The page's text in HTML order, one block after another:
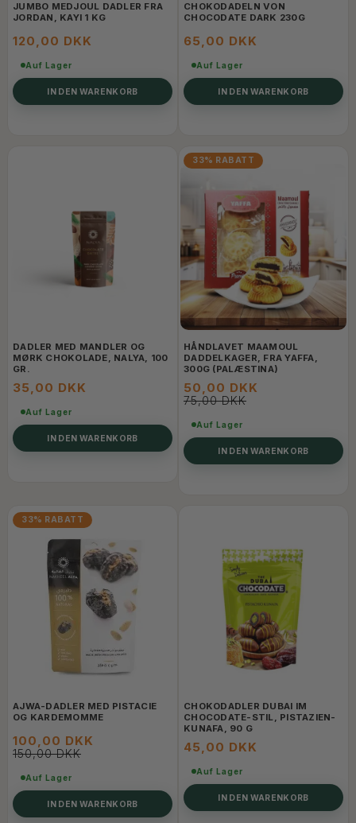
JUMBO MEDJOUL DADLER FRA
JORDAN, KAYI 1 KG
120,00 DKK
Auf Lager
IN DEN WARENKORB
CHOKODADELN VON
CHOCODATE DARK 230G
65,00 DKK
Auf Lager
IN DEN WARENKORB
DADLER MED MANDLER OG
MØRK CHOKOLADE, NALYA, 100
GR.
35,00 DKK
Auf Lager
IN DEN WARENKORB
33% RABATT
HÅNDLAVET MAAMOUL
DADDELKAGER, FRA YAFFA,
300G (PALÆSTINA)
50,00 DKK
75,00 DKK
Auf Lager
IN DEN WARENKORB
33% RABATT
AJWA-DADLER MED PISTACIE
OG KARDEMOMME
100,00 DKK
150,00 DKK
Auf Lager
IN DEN WARENKORB
CHOKODADLER DUBAI IM
CHOCODATE-STIL, PISTAZIEN-
KUNAFA, 90 G
45,00 DKK
Auf Lager
IN DEN WARENKORB